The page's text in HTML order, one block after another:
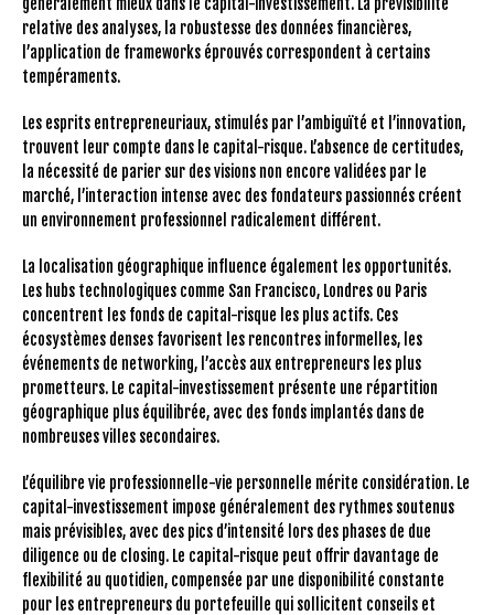
généralement mieux dans le capital-investissement. La prévisibilité
relative des analyses, la robustesse des données financières,
l’application de frameworks éprouvés correspondent à certains
tempéraments.
Les esprits entrepreneuriaux, stimulés par l’ambiguïté et l’innovation,
trouvent leur compte dans le capital-risque. L’absence de certitudes,
la nécessité de parier sur des visions non encore validées par le
marché, l’interaction intense avec des fondateurs passionnés créent
un environnement professionnel radicalement différent.
La localisation géographique influence également les opportunités.
Les hubs technologiques comme San Francisco, Londres ou Paris
concentrent les fonds de capital-risque les plus actifs. Ces
écosystèmes denses favorisent les rencontres informelles, les
événements de networking, l’accès aux entrepreneurs les plus
prometteurs. Le capital-investissement présente une répartition
géographique plus équilibrée, avec des fonds implantés dans de
nombreuses villes secondaires.
L’équilibre vie professionnelle-vie personnelle mérite considération. Le
capital-investissement impose généralement des rythmes soutenus
mais prévisibles, avec des pics d’intensité lors des phases de due
diligence ou de closing. Le capital-risque peut offrir davantage de
flexibilité au quotidien, compensée par une disponibilité constante
pour les entrepreneurs du portefeuille qui sollicitent conseils et